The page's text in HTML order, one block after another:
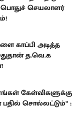
: பொதுச் செயலாளர்
காப்பி அடித்த
த.வெ.க
கேள்விகளுக்கு
பதில் சொல்லட்டும்” :